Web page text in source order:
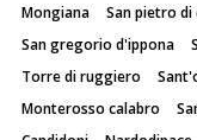
Mongiana
San pietro di
San gregorio d'ippona
Torre di ruggiero
Monterosso calabro